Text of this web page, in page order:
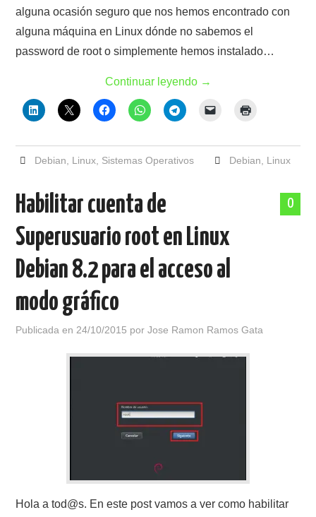
alguna ocasión seguro que nos hemos encontrado con
alguna máquina en Linux dónde no sabemos el
password de root o simplemente hemos instalado…
Continuar leyendo →
Debian Linux, Sistemas Operativos Debian Linux
0
Habilitar cuenta de
Superusuario root en Linux
Debian 8.2 para el acceso al
modo gráfico
Publicada en 24/10/2015 porJose Ramon Ramos Gata
Hola a tod@s. En este post vamos a ver como habilitar